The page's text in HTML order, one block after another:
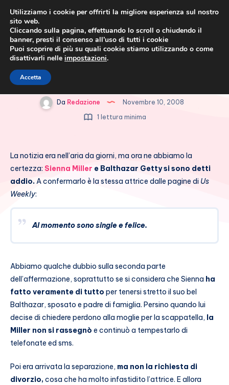
Sienna Miller torna single
Da Redazione
Novembre 10, 2008
1 lettura minima
La notizia era nell’aria da giorni, ma ora ne abbiamo la
certezza: Sienna Miller e Balthazar Getty si sono detti
addio.A confermarlo è la stessa attrice dalle pagine di Us
Weekly:
Al momento sono single e felice.
Abbiamo qualche dubbio sulla seconda parte
dell’affermazione, soprattutto se si considera che Sienna ha
fatto veramente di tutto per tenersi stretto il suo bel
Balthazar, sposato e padre di famiglia. Persino quando lui
decise di chiedere perdono alla moglie per la scappatella, la
Miller non si rassegnò e continuò a tempestarlo di
telefonate ed sms.
Poi era arrivata la separazione, ma non la richiesta di
divorzio,cosa che ha molto infastidito l’attrice. E allora
Utilizziamo i cookie per offrirti la migliore esperienza sul nostro
sito web.
Cliccando sulla pagina, effettuando lo scroll o chiudendo il
banner, presti il consenso all’uso di tutti i cookie
Puoi scoprire di più su quali cookie stiamo utilizzando o come
disattivarli nelle impostazioni.
Accetta